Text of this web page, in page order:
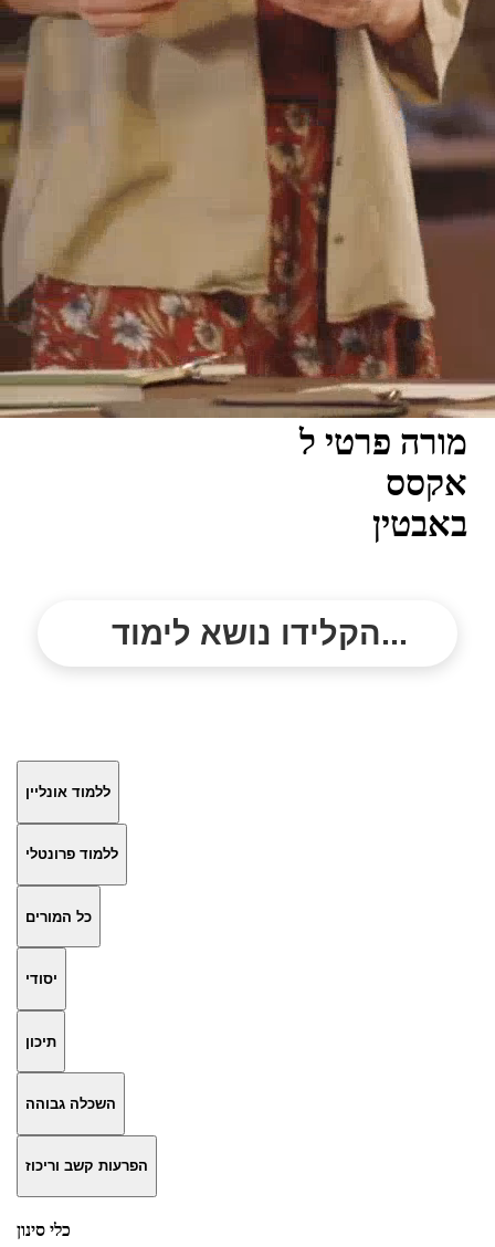
מורה פרטי ל
אקסס
באבטין
הקלידו נושא לימוד...
ללמוד אונליין
ללמוד פרונטלי
כל המורים
יסודי
תיכון
השכלה גבוהה
הפרעות קשב וריכוז
כלי סינון